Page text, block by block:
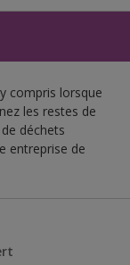
compris lorsque
les restes de
déchets
entreprise de